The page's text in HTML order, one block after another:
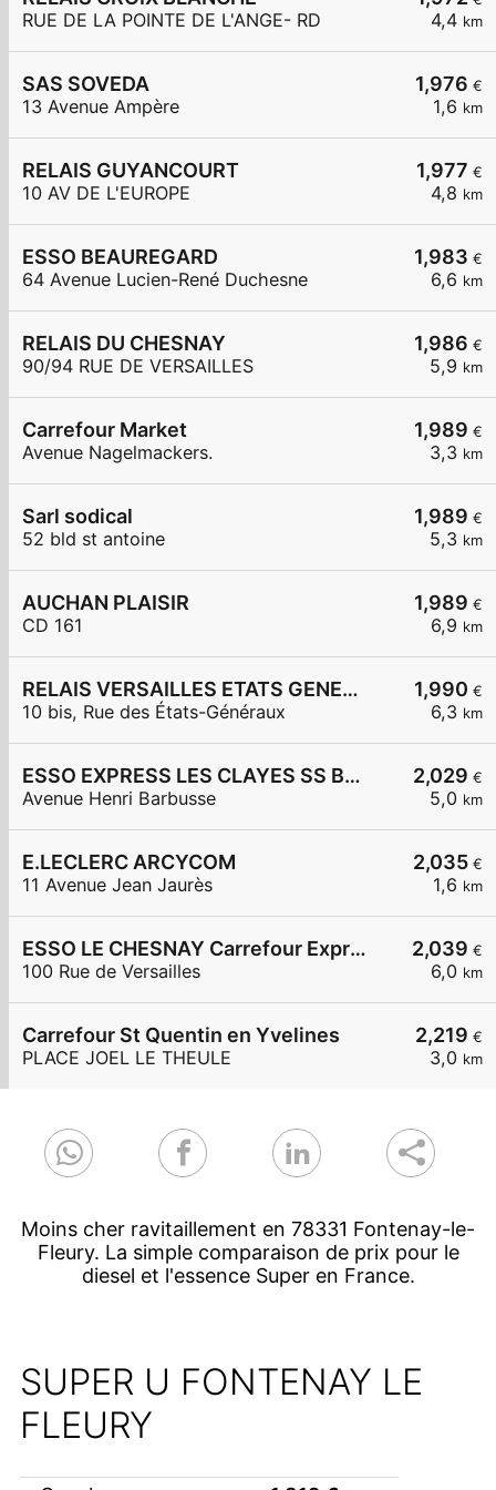
4,4 km
RUE DE LA POINTE DE L'ANGE- RD
1,976 €
1,6 km
SAS SOVEDA
13 Avenue Ampère
1,977 €
4,8 km
RELAIS GUYANCOURT
10 AV DE L'EUROPE
1,983 €
6,6 km
ESSO BEAUREGARD
64 Avenue Lucien-René Duchesne
1,986 €
5,9 km
RELAIS DU CHESNAY
90/94 RUE DE VERSAILLES
1,989 €
3,3 km
Carrefour Market
Avenue Nagelmackers.
1,989 €
5,3 km
Sarl sodical
52 bld st antoine
1,989 €
6,9 km
AUCHAN PLAISIR
CD 161
1,990 €
6,3 km
RELAIS VERSAILLES ETATS GENERAUX
10 bis, Rue des États-Généraux
2,029 €
5,0 km
ESSO EXPRESS LES CLAYES SS BOIS LA VIGNERAIE
Avenue Henri Barbusse
2,035 €
1,6 km
E.LECLERC ARCYCOM
11 Avenue Jean Jaurès
2,039 €
6,0 km
ESSO LE CHESNAY Carrefour Express
100 Rue de Versailles
2,219 €
3,0 km
Carrefour St Quentin en Yvelines
PLACE JOEL LE THEULE
Moins cher ravitaillement en 78331 Fontenay-le-
Fleury. La simple comparaison de prix pour le
diesel et l'essence Super en France.
SUPER U FONTENAY LE
FLEURY